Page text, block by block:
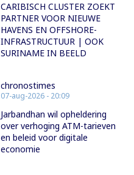
CARIBISCH CLUSTER ZOEKT
PARTNER VOOR NIEUWE
HAVENS EN OFFSHORE-
INFRASTRUCTUUR | OOK
SURINAME IN BEELD
chronostimes
07-aug-2026 - 20:09
Jarbandhan wil opheldering
over verhoging ATM-tarieven
en beleid voor digitale
economie